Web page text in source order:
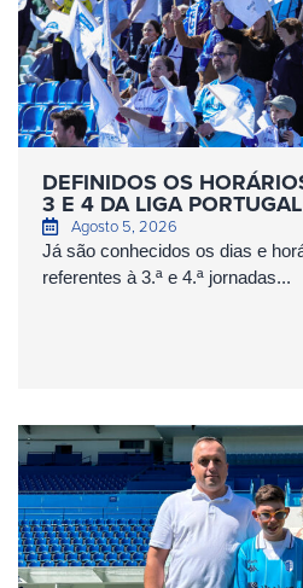
DEFINIDOS OS
3 E 4 DA LIGA
Agosto 5, 2026
Já são conhecidos os dias e
referentes à 3.ª e 4.ª jornadas...